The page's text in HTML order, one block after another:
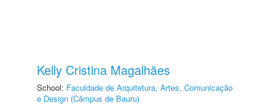
Kelly Cristina Magalhães
School: Faculdade de Arquitetura, Artes, Comunicação
e Design (Câmpus de Bauru)